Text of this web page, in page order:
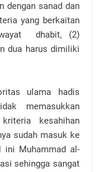
dengan sanad dan
yang berkaitan
dhabit, (2)
dua harus dimiliki
ulama hadis
memasukkan
kesahihan
sudah masuk ke
ini Muhammad al-
sehingga sangat